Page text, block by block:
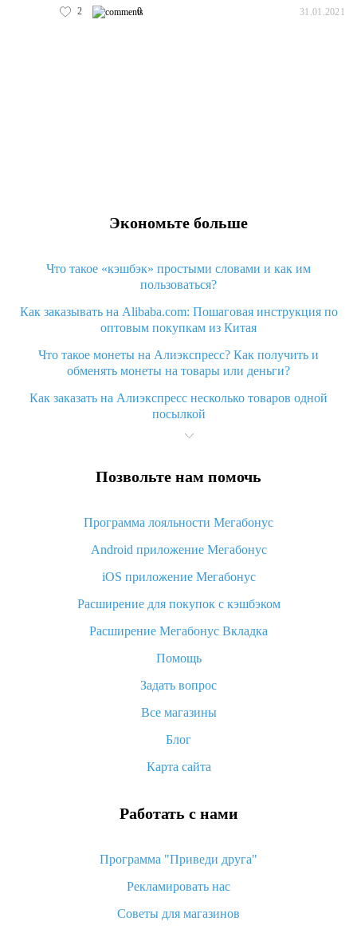
2 0 31.01.2021
Экономьте больше
Что такое «кэшбэк» простыми словами и как им
пользоваться?
Как заказывать на Alibaba.com: Пошаговая инструкция по
оптовым покупкам из Китая
Что такое монеты на Алиэкспресс? Как получить и
обменять монеты на товары или деньги?
Как заказать на Алиэкспресс несколько товаров одной
посылкой
Что значит статус «Заказ закрыт» на Алиэкспресс и что
Что делать, если Алиэкспресс просит ввести паспортные
Как узнать, куда пришла посылка с Алиэкспресс
Вы отменили заказ на Алиэкспресс, когда вернут деньги?
Что такое баллы на Алиэкспресс, как их получить и
«AliExpress Standard Shipping»: что это за метод доставки и
как его отслеживать
Как покупать оптом на Алиэкспресс
Что делать, если не пришел товар с Алиэкспресс
возврата денег
Позвольте нам помочь
Программа лояльности Мегабонус
Android приложение Мегабонус
iOS приложение Мегабонус
Расширение для покупок с кэшбэком
Расширение Мегабонус Вкладка
Помощь
Задать вопрос
Все магазины
Блог
Карта сайта
Работать с нами
Программа "Приведи друга"
Рекламировать нас
Советы для магазинов